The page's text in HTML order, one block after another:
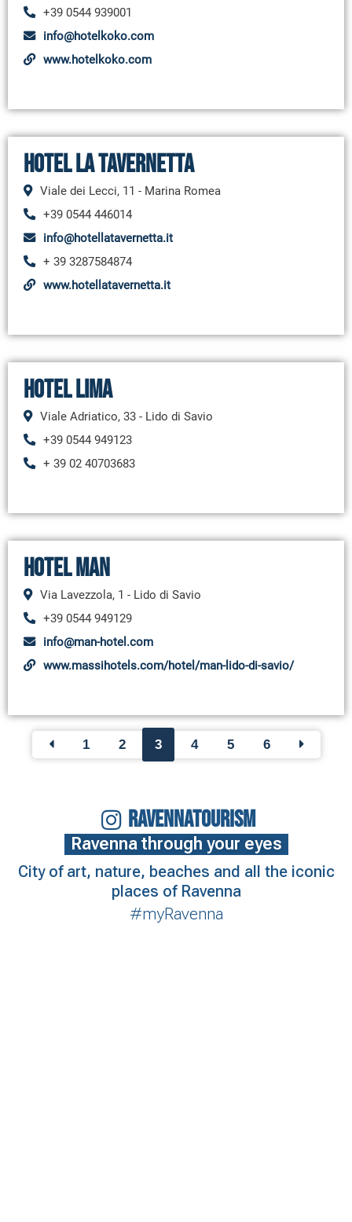
+39 0544 939001
info@hotelkoko.com
www.hotelkoko.com
Hotel La Tavernetta
Viale dei Lecci, 11 - Marina Romea
+39 0544 446014
info@hotellatavernetta.it
+ 39 3287584874
www.hotellatavernetta.it
Hotel Lima
Viale Adriatico, 33 - Lido di Savio
+39 0544 949123
+ 39 02 40703683
Hotel Man
Via Lavezzola, 1 - Lido di Savio
+39 0544 949129
info@man-hotel.com
www.massihotels.com/hotel/man-lido-di-savio/
1 2 3 4 5 6
RAVENNATOURISM
Ravenna through your eyes
City of art, nature, beaches and all the iconic
places of Ravenna
#myRavenna